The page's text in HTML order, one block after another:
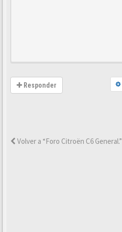
Responder
Volver a “Foro Citroën C6 General.”